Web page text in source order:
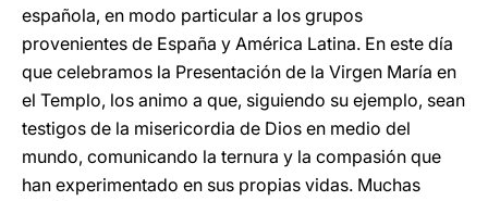
española, en modo particular a los grupos
provenientes de España y América Latina. En este día
que celebramos la Presentación de la Virgen María en
el Templo, los animo a que, siguiendo su ejemplo, sean
testigos de la misericordia de Dios en medio del
mundo, comunicando la ternura y la compasión que
han experimentado en sus propias vidas. Muchas